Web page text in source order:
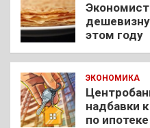
этом году
ЭКОНОМИКА
надбавки
по ипотеке